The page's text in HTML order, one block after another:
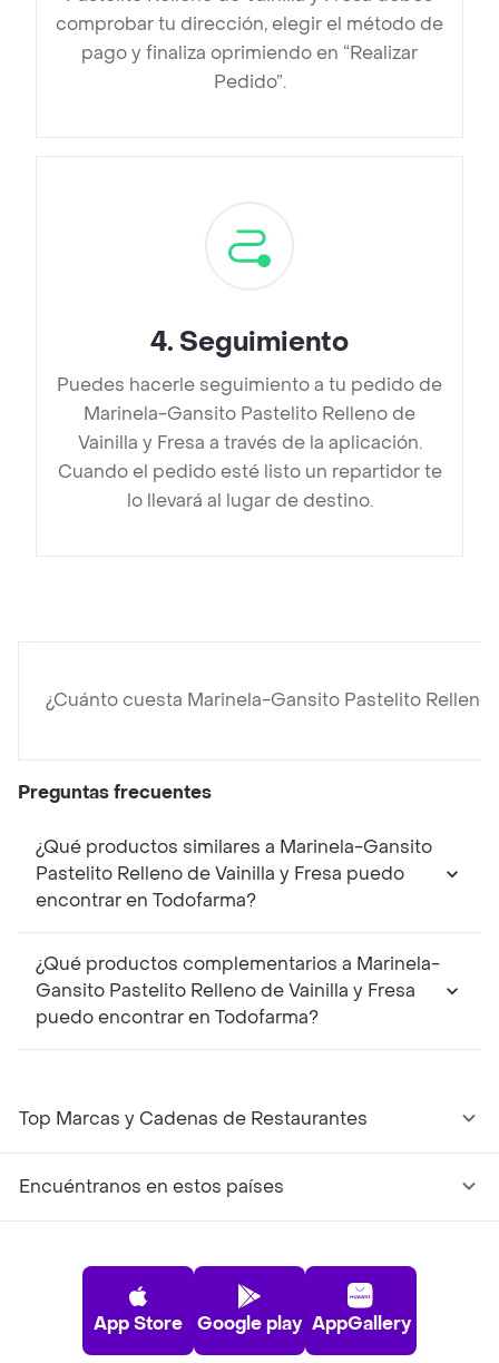
comprobar tu dirección, elegir el método de
pago y finaliza oprimiendo en “Realizar
Pedido”.
4. Seguimiento
Puedes hacerle seguimiento a tu pedido de
Marinela-Gansito Pastelito Relleno de
Vainilla y Fresa a través de la aplicación.
Cuando el pedido esté listo un repartidor te
lo llevará al lugar de destino.
¿Cuánto cuesta Marinela-Gansito Pastelito Relleno
Preguntas frecuentes
¿Qué productos similares a Marinela-Gansito
Pastelito Relleno de Vainilla y Fresa puedo
encontrar en Todofarma?
¿Qué productos complementarios a Marinela-
Gansito Pastelito Relleno de Vainilla y Fresa
puedo encontrar en Todofarma?
Top Marcas y Cadenas de Restaurantes
Encuéntranos en estos países
App Store Google play AppGallery